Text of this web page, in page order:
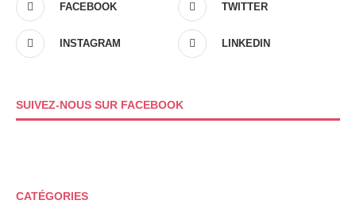
FACEBOOK TWITTER
INSTAGRAM LINKEDIN
SUIVEZ-NOUS SUR FACEBOOK
CATÉGORIES